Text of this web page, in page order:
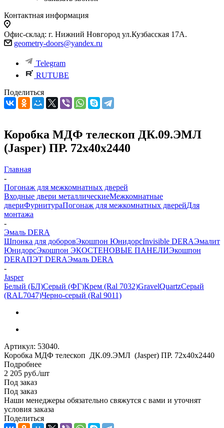
Контактная информация
Офис-склад: г. Нижний Новгород ул.Кузбасская 17А.
geometry-doors@yandex.ru
Telegram
RUTUBE
Поделиться
Коробка МДФ телескоп ДК.09.ЭМЛ
(Jasper) ПР. 72х40х2440
Главная
-
Погонаж для межкомнатных дверей
Входные двери металлическиеМежкомнатные
двериФурнитураПогонаж для межкомнатных дверейДля
монтажа
-
Эмаль DERA
Шпонка для доборовЭкошпон ЮнидорсInvisible DERAЭмалит
ЮнидорсЭкошпон ЭКОСТЕНОВЫЕ ПАНЕЛИЭкошпон
DERAПЭТ DERAЭмаль DERA
-
Jasper
Белый (БЛ)Серый (ФГ)Крем (Ral 7032)GravelQuartzСерый
(RAL7047)Черно-серый (Ral 9011)
Артикул: 53040.
Коробка МДФ телескоп ДК.09.ЭМЛ (Jasper) ПР. 72х40х2440
Подробнее
2 205 руб./шт
Под заказ
Под заказ
Наши менеджеры обязательно свяжутся с вами и уточнят
условия заказа
Поделиться